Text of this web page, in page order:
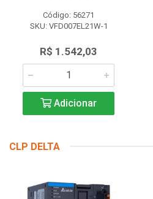
Código: 56271
SKU: VFD007EL21W-1
R$ 1.542,03
Adicionar
CLP DELTA